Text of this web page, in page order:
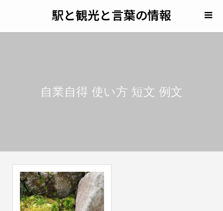
駅と観光と言葉の情報
自業自得 使い方 短文 例文